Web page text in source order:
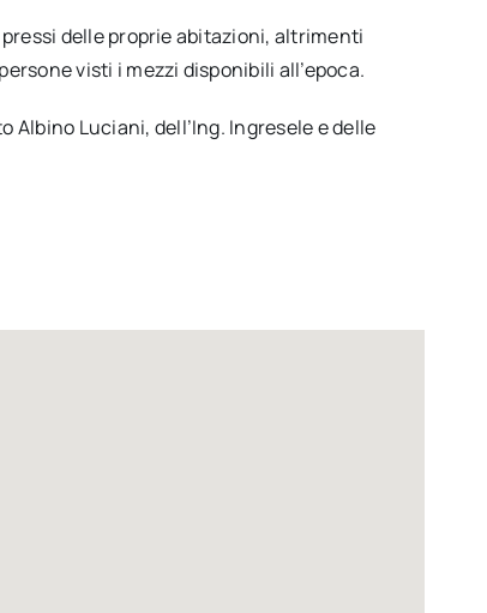
delle proprie abitazioni, altrimenti
visti i mezzi disponibili all’epoca.
Albino Luciani, dell’Ing. Ingresele e delle